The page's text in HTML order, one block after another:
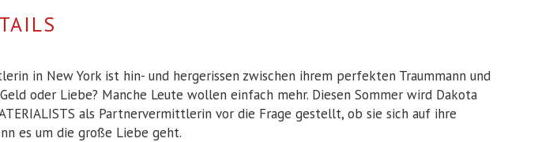
in New York ist hin- und hergerissen zwischen ihrem perfekten Traummann und
oder Liebe? Manche Leute wollen einfach mehr. Diesen Sommer wird Dakota
als Partnervermittlerin vor die Frage gestellt, ob sie sich auf ihre
es um die große Liebe geht.